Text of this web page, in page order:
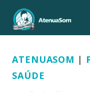
para
o
ATENUASOM |
SAÚDE